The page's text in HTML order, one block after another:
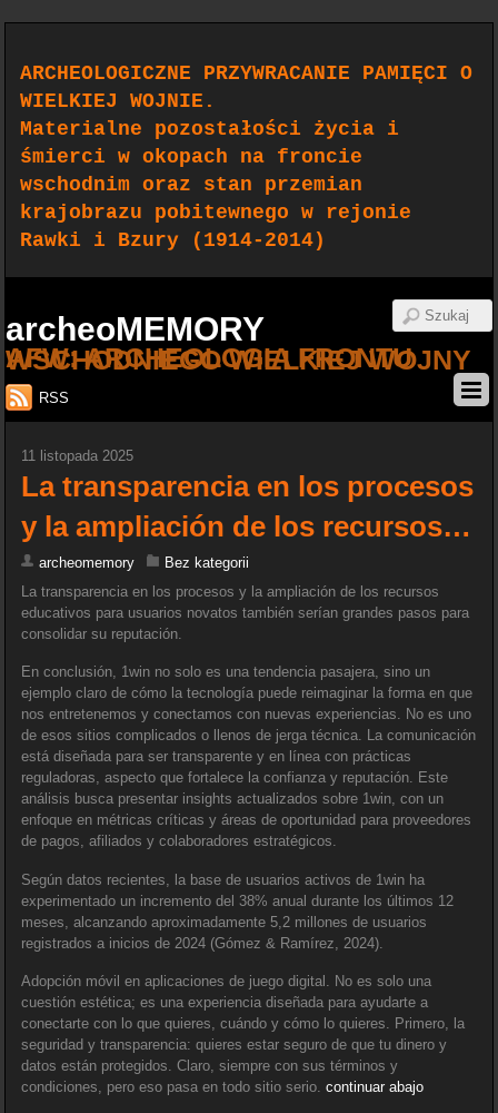
ARCHEOLOGICZNE PRZYWRACANIE PAMIĘCI O
WIELKIEJ WOJNIE.
Materialne pozostałości życia i
śmierci w okopach na froncie
wschodnim oraz stan przemian
krajobrazu pobitewnego w rejonie
Rawki i Bzury (1914-2014)
archeoMEMORY
AFW: ARCHEOLOGIA FRONTU WSCHODNIEGO WIELKIEJ WOJNY
RSS
11 listopada 2025
La transparencia en los procesos
y la ampliación de los recursos…
archeomemory
Bez kategorii
La transparencia en los procesos y la ampliación de los recursos
educativos para usuarios novatos también serían grandes pasos para
consolidar su reputación.
En conclusión, 1win no solo es una tendencia pasajera, sino un
ejemplo claro de cómo la tecnología puede reimaginar la forma en que
nos entretenemos y conectamos con nuevas experiencias. No es uno
de esos sitios complicados o llenos de jerga técnica. La comunicación
está diseñada para ser transparente y en línea con prácticas
reguladoras, aspecto que fortalece la confianza y reputación. Este
análisis busca presentar insights actualizados sobre 1win, con un
enfoque en métricas críticas y áreas de oportunidad para proveedores
de pagos, afiliados y colaboradores estratégicos.
Según datos recientes, la base de usuarios activos de 1win ha
experimentado un incremento del 38% anual durante los últimos 12
meses, alcanzando aproximadamente 5,2 millones de usuarios
registrados a inicios de 2024 (Gómez & Ramírez, 2024).
Adopción móvil en aplicaciones de juego digital. No es solo una
cuestión estética; es una experiencia diseñada para ayudarte a
conectarte con lo que quieres, cuándo y cómo lo quieres. Primero, la
seguridad y transparencia: quieres estar seguro de que tu dinero y
datos están protegidos. Claro, siempre con sus términos y
condiciones, pero eso pasa en todo sitio serio. continuar abajo